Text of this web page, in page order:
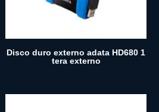
Disco duro externo adata HD680 1
tera externo